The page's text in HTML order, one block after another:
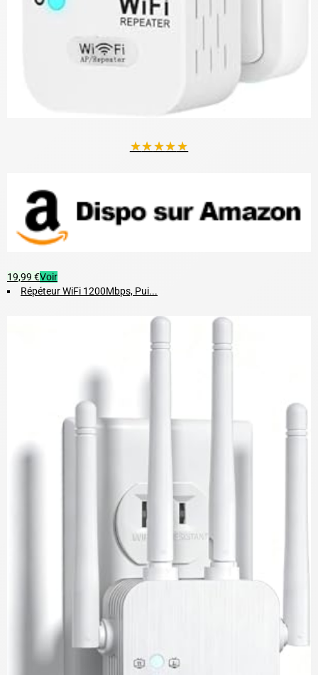
★★★★★
19,99 €Voir
Répéteur WiFi 1200Mbps, Pui...